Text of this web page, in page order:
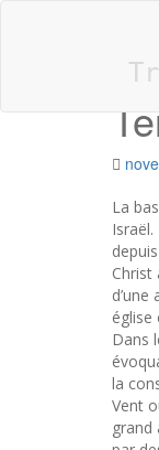
La
Christ
église
Dans
la
Vent
grand